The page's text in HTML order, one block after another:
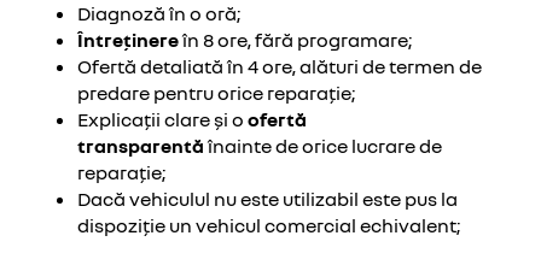
Diagnoză în o oră;
Întreținereîn 8 ore, fără programare;
Ofertă detaliată în 4 ore, alături de termen de
predare pentru orice reparație;
Explicații clare și o ofertă
transparentăînainte de orice lucrare de
reparație;
Dacă vehiculul nu este utilizabil este pus la
dispoziție un vehicul comercial echivalent;